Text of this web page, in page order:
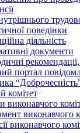
поведінки
діяльність
документи
портал
комітет
виконавчого
виконавчого
виконавчого